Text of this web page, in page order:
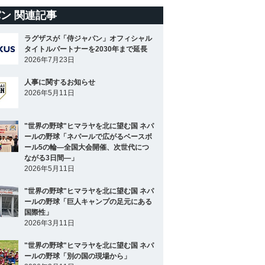
関連記事
ラグザスが「侍ジャパン」オフィシャル
タイトルパートナーを2030年まで延長
2026年7月23日
人事に関するお知らせ
2026年5月11日
"世界の野球"ヒマラヤを北に望む国 ネパ
ールの野球「ネパールで広がるベースボ
ール5の輪―全国大会開催、次世代につ
ながる3日間―」
2026年5月11日
"世界の野球"ヒマラヤを北に望む国 ネパ
ールの野球「巨人キャンプの足元にある
国際性」
2026年3月11日
"世界の野球"ヒマラヤを北に望む国 ネパ
ールの野球「別の国の現場から」